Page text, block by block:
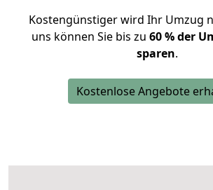
Kostengünstiger wird Ihr Umzug
uns können Sie bis zu 60 % der
sparen.
Kostenlose Angebote